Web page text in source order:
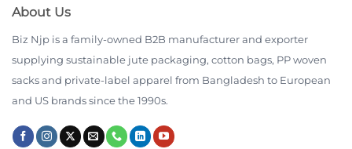
About Us
Biz Njp is a family-owned B2B manufacturer and exporter
supplying sustainable jute packaging, cotton bags, PP woven
sacks and private-label apparel from Bangladesh to European
and US brands since the 1990s.